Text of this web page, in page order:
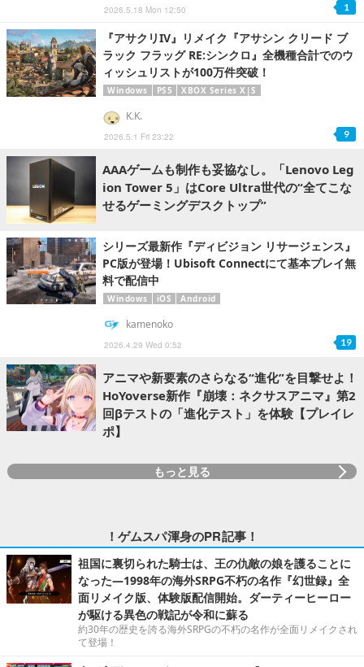
2026.5.18 Mon 12:50 1
『アサクリIV』リメイク『アサシン クリード ブ
ラック フラッグ RE:シンクロ』全機種合計でのウ
ィッシュリストが100万件突破！
Windows PS5 XBOX Series X|S
2026.5.1 Fri 23:22
K.K.
9
AAAゲームも制作も妥協なし。「Lenovo Leg
ion Tower 5」はCore Ultra世代の“全てこな
せるゲーミングデスクトップ”
シリーズ最新作『ディビジョン リサージェンス』
PC版が登場！Ubisoft Connectにて基本プレイ無
料で配信中
Windows iOS Android
2026.4.29 Wed 0:52
kamenoko
19
アニマや新要素のさらなる“進化”を目撃せよ！
HoYoverse新作『崩壊：ネクサスアニマ』第2
回βテストの「進化テスト」を体験【プレイレ
ポ】
もっと見る
！ゲムスパ渾身のPR記事！
祖国に裏切られた騎士は、王の仇敵の娘を護ることに
なった―1998年の海外SRPG不朽の名作『幻世録』全
面リメイク版、体験版配信開始。ダーティーヒーロー
が駆ける異色の戦記が令和に蘇る
約30年の歴史を誇る海外SRPGの不朽の名作が全面リメイクされ
て登場！